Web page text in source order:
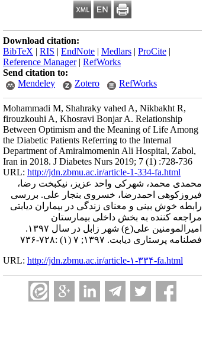
Download citation:
BibTeX | RIS | EndNote | Medlars | ProCite |
Reference Manager| RefWorks
Send citation to:
Mendeley
Zotero RefWorks
Mohammadi M, Shahraky vahed A, Nikbakht R,
firouzkouhi A, Khosravi Bonjar A. Relationship
Between Optimism and the Meaning of Life Among
the Diabetic Patients Referring to the Internal
Department of Amiralmomenin Ali Hospital, Zabol,
Iran in 2018. J Diabetes Nurs 2019; 7 (1) :728-736
URL: http://jdn.zbmu.ac.ir/article-1-334-fa.html
محمدی محمد، شهرکی واحد عزیز، نیکبخت رضا،
فیروزکوهی احمدرضا، خسروی بنجار علی. بررسی
رابطه خوش بینی و معنای زندگی در بیماران دیابتی
مراجعه کننده به بخش داخلی بیمارستان
امیرالمومنین علی(ع) شهر زابل در سال ۱۳۹۷.
فصلنامه پرستاری دیابت. ۱۳۹۷; ۷ (۱) :۷۲۸-۷۳۶
URL: http://jdn.zbmu.ac.ir/article-۱-۳۳۴-fa.html